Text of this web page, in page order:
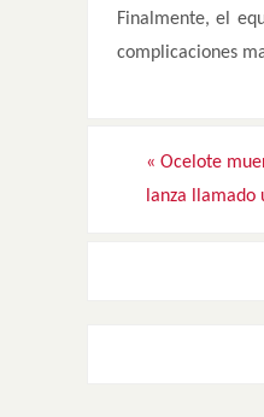
Finalmente, el
complicaciones
« Ocelote
lanza